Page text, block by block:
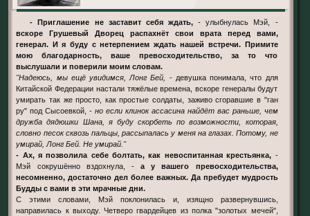
- Приглашение не заставит себя ждать, - улыбнулась Мэй, -
вскоре Грушевый Дворец распахнёт свои врата перед вами,
генерал. И я буду с нетерпением ждать нашей встречи. Примите
мою благодарность, ваше превосходительство, за то что
выслушали и поверили моим словам.
"Надеюсь, мы ещё увидимся, Лонг Бей,
- девушка понимала, что для
Китайской Федерации настали тяжёлые времена, вскоре генералы будут
умирать так же просто, как простые солдаты, заживо сгоравшие в "ган
ру" под Сысоевкой, -но если клинок ассасина найдёт вас раньше, чем
дружба дядюшки Шана, я буду скорбеть по возможности, которая,
словно песок сквозь пальцы, рассыпалась у меня на глазах. Потому, не
умирай, Лонг Бей. Не умирай."
- Ах, я позволила себе болтать, как невоспитанная крестьянка, -
Мэй сокрушённо вздохнула, -а у вашего превосходительства,
несомненно, достаточно дел более важных. Да пребудет мудрость
Будды с вами в эти мрачные дни.
С этими словами, Мэй поклонилась и, изящно развернувшись,
направилась к выходу. Четверо гвардейцев из полка "золотых мечей",